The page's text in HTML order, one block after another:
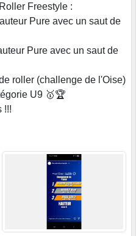
Freestyle :
Pure avec un saut de
Pure avec un saut de
roller (challenge de l'Oise)
U9 🥇🏆
!!!